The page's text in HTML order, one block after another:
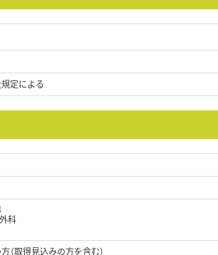
定による
科
（取得見込みの方を含む）